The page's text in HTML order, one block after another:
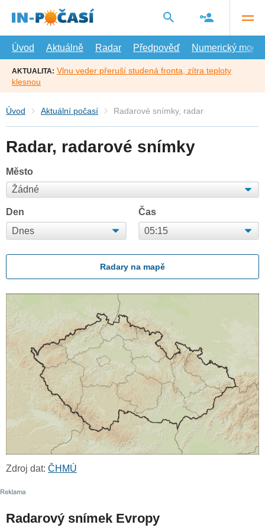
hlavní
Úvod
Aktuálně Radar Předpověď Numerický model
AKTUALITA: Vlnu veder přeruší studená fronta, zítra teploty
klesnou
Úvod Aktuální počasí Radarové snímky, radar
Radar, radarové snímky
Město
Den Čas
Radary na mapě
Zdroj dat: ČHMÚ
Radarový snímek Evropy